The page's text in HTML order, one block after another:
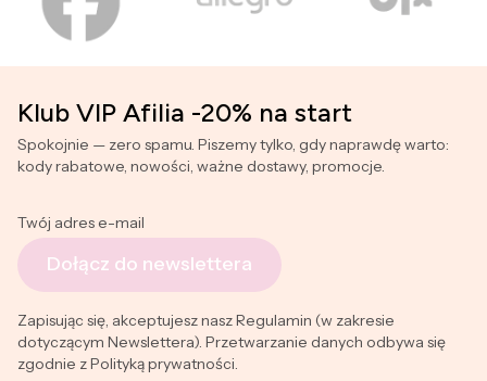
Klub VIP Afilia -20% na start
Spokojnie — zero spamu. Piszemy tylko, gdy naprawdę warto:
kody rabatowe, nowości, ważne dostawy, promocje.
Twój adres e-mail
Dołącz do newslettera
Zapisując się, akceptujesz nasz Regulamin (w zakresie
dotyczącym Newslettera). Przetwarzanie danych odbywa się
zgodnie z Polityką prywatności.